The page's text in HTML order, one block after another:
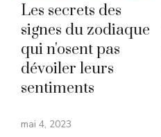
Les secrets des
signes du zodiaque
qui n'osent pas
dévoiler leurs
sentiments
mai 4, 2023